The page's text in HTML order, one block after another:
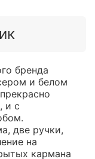
бренда
и белом
и с
две ручки,
на
кармана